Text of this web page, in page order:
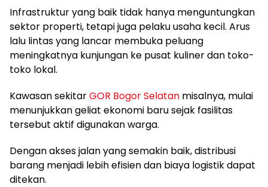
Infrastruktur yang baik tidak hanya menguntungkan
sektor properti, tetapi juga pelaku usaha kecil. Arus
lalu lintas yang lancar membuka peluang
meningkatnya kunjungan ke pusat kuliner dan toko-
toko lokal.
Kawasan sekitarGOR Bogor Selatan misalnya, mulai
menunjukkan geliat ekonomi baru sejak fasilitas
tersebut aktif digunakan warga.
Dengan akses jalan yang semakin baik, distribusi
barang menjadi lebih efisien dan biaya logistik dapat
ditekan.